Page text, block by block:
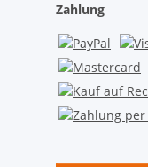
Zahlung